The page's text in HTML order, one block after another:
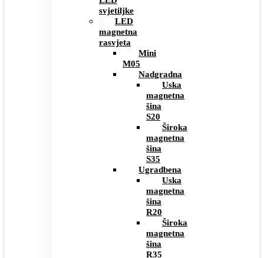
svjetiljke
LED
magnetna
rasvjeta
Mini
M05
Nadgradna
Uska
magnetna
šina
S20
Široka
magnetna
šina
S35
Ugradbena
Uska
magnetna
šina
R20
Široka
magnetna
šina
R35